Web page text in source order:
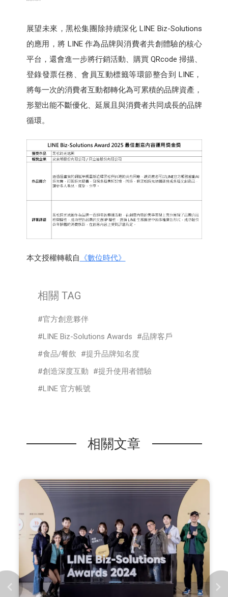
展望未來，黑松集團除持續深化 LINE Biz-Solutions
的應用，將 LINE 作為品牌與消費者共創體驗的核心
平台，還會進一步將行銷活動、購買 QRcode 掃描、
登錄發票任務、會員互動標籤等環節整合到 LINE，
將每一次的消費者互動都轉化為可累積的品牌資產，
形塑出能不斷優化、延展且與消費者共同成長的品牌
循環。
本文授權轉載自 《數位時代》
相關 TAG
官方創意夥伴
LINE Biz-Solutions Awards
品牌客戶
食品/餐飲
提升品牌知名度
創造深度互動
提升使用者體驗
LINE 官方帳號
相關文章